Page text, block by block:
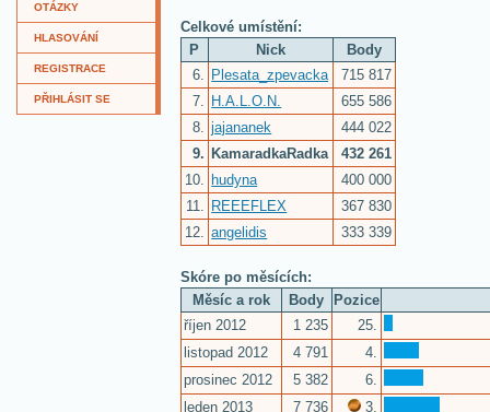
OTÁZKY
HLASOVÁNÍ
REGISTRACE
PŘIHLÁSIT SE
Celkové umístění:
P
Nick
Body
6.
Plesata_zpevacka
715 817
7.
H.A.L.O.N.
655 586
8.
jajananek
444 022
9. KamaradkaRadka
432 261
10.
hudyna
400 000
11.
REEEFLEX
367 830
12.
angelidis 333 339
Skóre po měsících:
Měsíc a rok
Body
Pozice
říjen 2012
1 235
25.
listopad 2012
4 791
4.
prosinec 2012
5 382
6.
leden 2013
7 736
3.